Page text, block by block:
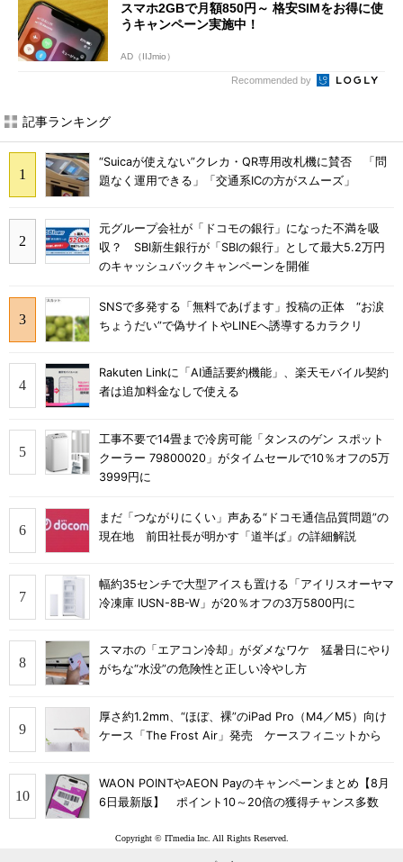
スマホ2GBで月額850円～ 格安SIMをお得に使
うキャンペーン実施中！
AD（IIJmio）
Recommended by
記事ランキング
“Suicaが使えない”クレカ・QR専用改札機に賛否 「問
題なく運用できる」「交通系ICの方がスムーズ」
元グループ会社が「ドコモの銀行」になった不満を吸
収？ SBI新生銀行が「SBIの銀行」として最大5.2万円
のキャッシュバックキャンペーンを開催
SNSで多発する「無料であげます」投稿の正体 “お涙
ちょうだい”で偽サイトやLINEへ誘導するカラクリ
Rakuten Linkに「AI通話要約機能」、楽天モバイル契約
者は追加料金なしで使える
工事不要で14畳まで冷房可能「タンスのゲン スポット
クーラー 79800020」がタイムセールで10％オフの5万
3999円に
まだ「つながりにくい」声ある“ドコモ通信品質問題”の
現在地 前田社長が明かす「道半ば」の詳細解説
幅約35センチで大型アイスも置ける「アイリスオーヤマ
冷凍庫 IUSN-8B-W」が20％オフの3万5800円に
スマホの「エアコン冷却」がダメなワケ 猛暑日にやり
がちな“水没”の危険性と正しい冷やし方
厚さ約1.2mm、“ほぼ、裸”のiPad Pro（M4／M5）向け
ケース「The Frost Air」発売 ケースフィニットから
WAON POINTやAEON Payのキャンペーンまとめ【8月
6日最新版】 ポイント10～20倍の獲得チャンス多数
Copyright © ITmedia Inc. All Rights Reserved.